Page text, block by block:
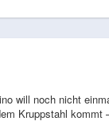
will noch nicht
Kruppstahl